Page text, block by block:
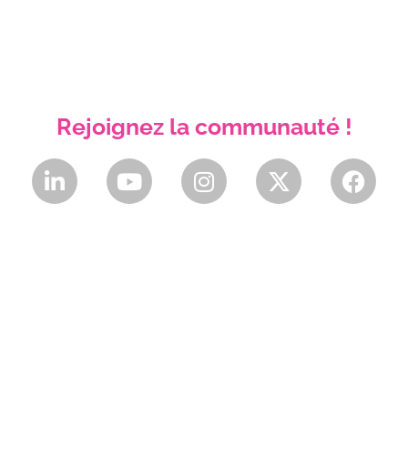
Rejoignez la communauté !